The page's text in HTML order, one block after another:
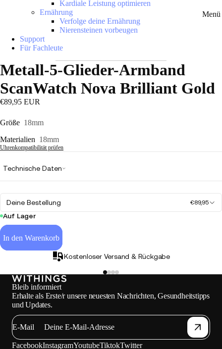
Menü
Kardiale Leistung optimieren
Ernährung
Verfolge deine Ernährung
Nierensteinen vorbeugen
Support
Für Fachleute
Metall-5-Glieder-Armband
ScanWatch Nova Brilliant Gold
€89,95 EUR
Größe 18mm
Materialien 18mm
Uhrenkompatibilität prüfen
Technische Daten
Deine Bestellung €89,95
Auf Lager
In den Warenkorb
Kostenloser Versand & Rückgabe
Bleib informiert
Erhalte als Erste/r unsere neuesten Nachrichten, Gesundheitstipps
und Updates.
E-Mail
FacebookInstagramYoutubeTiktokTwitter